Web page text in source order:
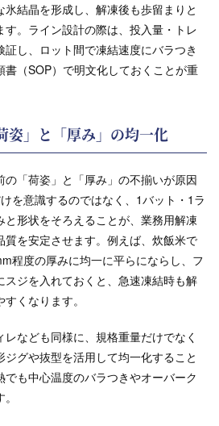
結晶を形成し、解凍後も歩留まりと
。ライン設計の際は、投入量・トレ
し、ロット間で凍結速度にバラつき
（SOP）で明文化しておくことが重
姿」と「厚み」の均一化
「荷姿」と「厚み」の不揃いが原因
を意識するのではなく、1バット・1ラ
と形状をそろえることが、業務用解凍
を安定させます。例えば、炊飯米で
程度の厚みに均一に平らにならし、フ
スジを入れておくと、急速凍結時も解
くなります。
なども同様に、規格重量だけでなく
ジグや抜型を活用して均一化すること
も中心温度のバラつきやオーバーク